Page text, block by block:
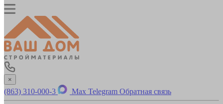
×
(863) 310-000-3 Max Telegram Обратная связь